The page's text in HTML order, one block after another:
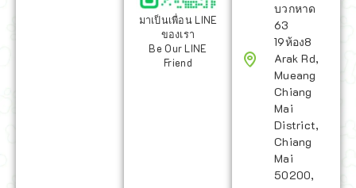
มาเป็นเพื่อน LINE
ของเรา
Be Our LINE
Friend
บวกหาด
63
19ห้อง8
Arak Rd,
Mueang
Chiang
Mai
District,
Chiang
Mai
50200,